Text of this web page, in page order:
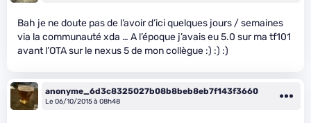
Bah je ne doute pas de l’avoir d’ici quelques jours / semaines
via la communauté xda … A l’époque j’avais eu 5.0 sur ma tf101
avant l’OTA sur le nexus 5 de mon collègue :) :) :)
anonyme_6d3c8325027b08b8beb8eb7f143f3660
Le 06/10/2015 à 08h48